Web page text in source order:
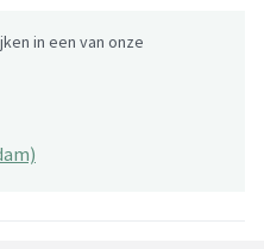
in een van onze